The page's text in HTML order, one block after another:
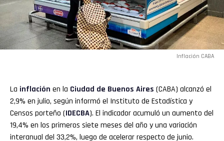
Inflación CABA
La inflación en la Ciudad de Buenos Aires (CABA) alcanzó el
2,9% en julio, según informó el Instituto de Estadística y
Censos porteño (IDECBA). El indicador acumuló un aumento del
19,4% en los primeros siete meses del año y una variación
interanual del 33,2%, luego de acelerar respecto de junio.